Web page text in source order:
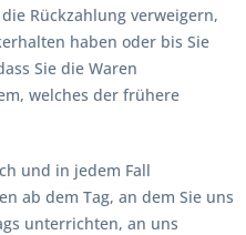
Rückzahlung verweigern,
haben oder bis Sie
Sie die Waren
welches der frühere
und in jedem Fall
ab dem Tag, an dem Sie uns
unterrichten, an uns